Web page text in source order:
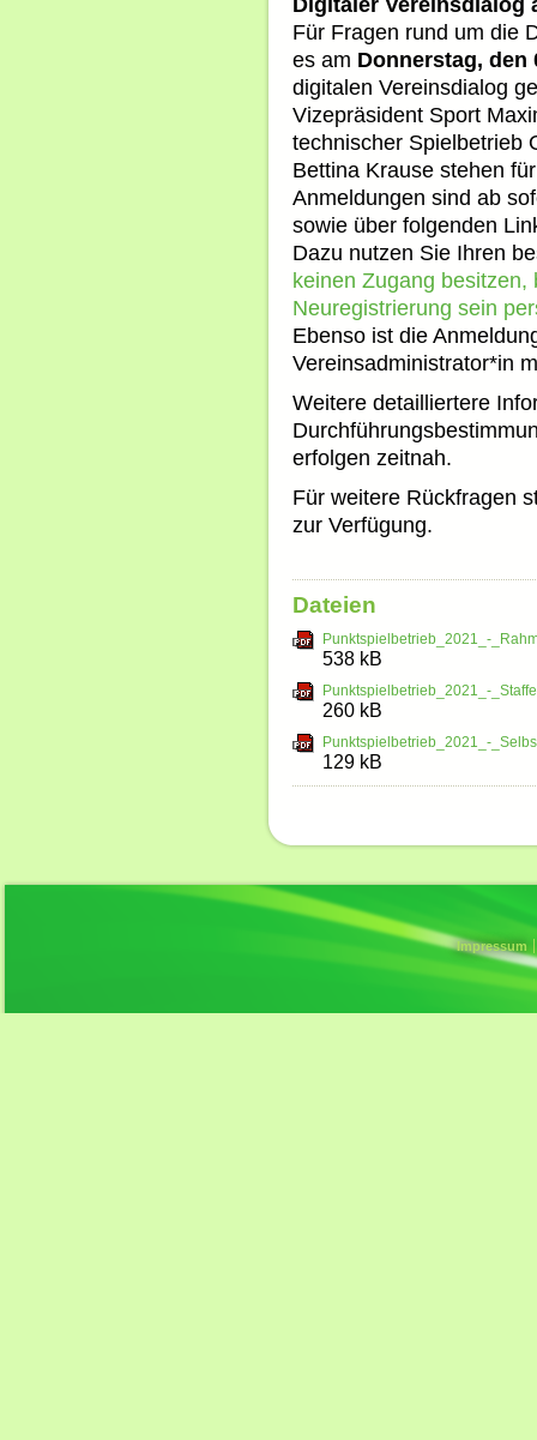
Digitaler Vereinsdialog
Für Fragen rund um die
es am Donnerstag, den
digitalen Vereinsdialog
Vizepräsident Sport
technischer Spielbetrieb
Bettina Krause stehen
Anmeldungen sind ab
sowie über folgenden
Dazu nutzen Sie Ihren
keinen Zugang
Neuregistrierung sein
Ebenso ist die
Vereinsadministrator*in
Weitere detailliertere
erfolgen zeitnah.
Für weitere Rückfragen
zur Verfügung.
Dateien
Punktspielbetrieb_2021_-
538 kB
Punktspielbetrieb_2021_-
260 kB
Punktspielbetrieb_2021_-
129 kB
Impressum